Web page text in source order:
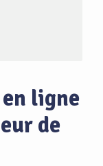
ligne
de